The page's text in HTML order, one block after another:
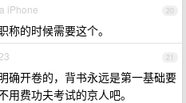
20
iPhone
的时候需要这个。
21
确开卷的，背书永远是第一基础要
费功夫考试的京人吧。